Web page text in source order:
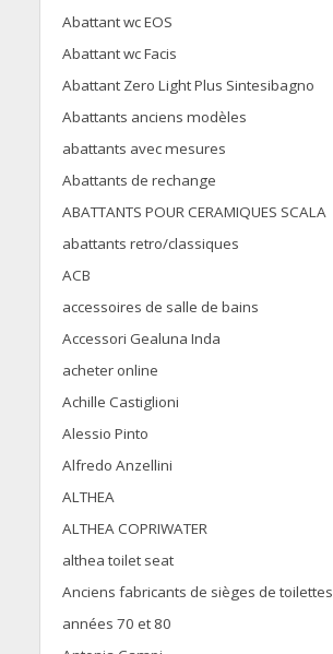
Abattant wc EOS
Abattant wc Facis
Abattant Zero Light Plus Sintesibagno
Abattants anciens modèles
abattants avec mesures
Abattants de rechange
ABATTANTS POUR CERAMIQUES SCALA
abattants retro/classiques
ACB
accessoires de salle de bains
Accessori Gealuna Inda
acheter online
Achille Castiglioni
Alessio Pinto
Alfredo Anzellini
ALTHEA
ALTHEA COPRIWATER
althea toilet seat
Anciens fabricants de sièges de toilettes
années 70 et 80